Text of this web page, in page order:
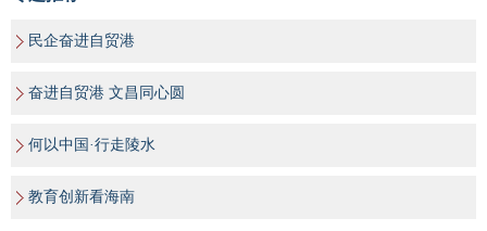
民企奋进自贸港
奋进自贸港 文昌同心圆
何以中国·行走陵水
教育创新看海南